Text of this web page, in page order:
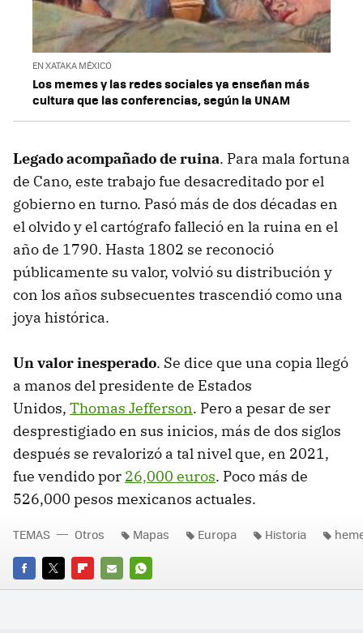
EN XATAKA MÉXICO
Los memes y las redes sociales ya enseñan más
cultura que las conferencias, según la UNAM
Legado acompañado de ruina. Para mala fortuna
de Cano, este trabajo fue desacreditado por el
gobierno en turno. Pasó más de dos décadas en
el olvido y el cartógrafo falleció en la ruina en el
año de 1790. Hasta 1802 se reconoció
públicamente su valor, volvió su distribución y
con los años subsecuentes trascendió como una
joya histórica.
Un valor inesperado. Se dice que una copia llegó
a manos del presidente de Estados
Unidos, Thomas Jefferson. Pero a pesar de ser
desprestigiado en sus inicios, más de dos siglos
después se revalorizó a tal nivel que, en 2021,
fue vendido por 26,000 euros. Poco más de
526,000 pesos mexicanos actuales.
FACEBOOK
TWITTERFLIPBOARD
E-
WHATSAPP
TEMAS Otros Mapas Europa Historia